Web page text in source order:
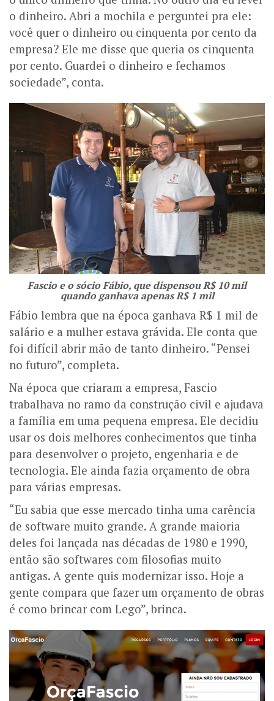
o dinheiro. Abri a mochila e perguntei pra ele:
você quer o dinheiro ou cinquenta por cento da
empresa? Ele me disse que queria os cinquenta
por cento. Guardei o dinheiro e fechamos
sociedade”, conta.
Fascio e o sócio Fábio, que dispensou R$ 10 mil
quando ganhava apenas R$ 1 mil
Fábio lembra que na época ganhava R$ 1 mil de
salário e a mulher estava grávida. Ele conta que
foi difícil abrir mão de tanto dinheiro. “Pensei
no futuro”, completa.
Na época que criaram a empresa, Fascio
trabalhava no ramo da construção civil e ajudava
a família em uma pequena empresa. Ele decidiu
usar os dois melhores conhecimentos que tinha
para desenvolver o projeto, engenharia e de
tecnologia. Ele ainda fazia orçamento de obra
para várias empresas.
“Eu sabia que esse mercado tinha uma carência
de software muito grande. A grande maioria
deles foi lançada nas décadas de 1980 e 1990,
então são softwares com filosofias muito
antigas. A gente quis modernizar isso. Hoje a
gente compara que fazer um orçamento de obras
é como brincar com Lego”, brinca.